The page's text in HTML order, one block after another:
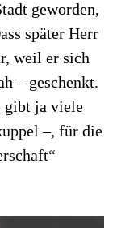
geworden,
später Herr
weil er sich
– geschenkt.
gibt ja viele
–, für die